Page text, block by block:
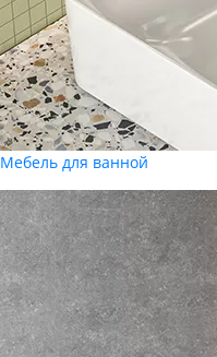
Мебель для ванной